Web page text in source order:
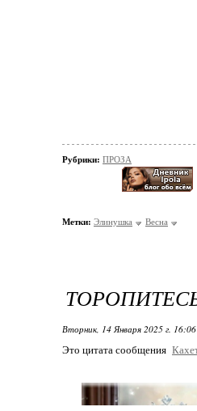
Рубрики: ПРОЗА
Метки: Элинушка Весна
Вторник, 14 Января 2025 г.
Это цитата сообщения